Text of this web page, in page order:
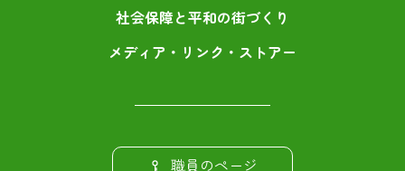
社会保障と平和の街づくり
メディア・リンク・ストアー
職員のページ